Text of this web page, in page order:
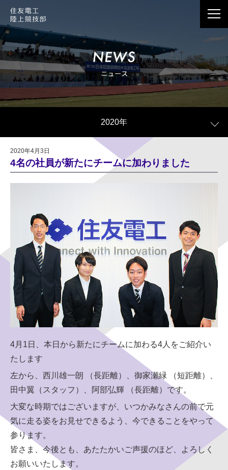
2020年4月3日
4名の社員が新たにチームに加わりました
4月1日、本日から新たにチームに加わる4人をご紹介い
たします
左から、西川雄一朗 （長距離）、御家瀬緑 （短距離）、
田中翼（スタッフ）、阿部弘輝 （長距離）です。
大変な時期ではございますが、いつかみなさんの前で元
気に走る姿をお見せできるよう、今できることをやって
参ります。
皆さま、今後とも、あたたかいご声援のほど、よろしく
お願いいたします。
2020年
応援メッセージは、Webサイト情報で公開させて
いただくことがございます。
個人情報の記載は避けていただきますようお願い
公開の際、当社の判断で個人情報に当たる記載内
容を一部編集させていただく場合がございます。
公開の有無に関わらず、お送りいただきました応
同意しない
同意する